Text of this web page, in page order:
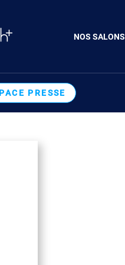
NOS SALONS
PRESSE